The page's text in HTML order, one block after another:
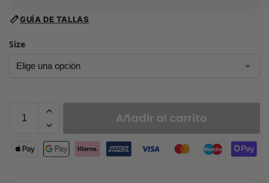
GUÍA DE TALLAS
Size
Añadir al carrito